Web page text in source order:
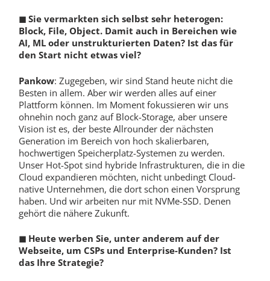
◼ Sie vermarkten sich selbst sehr heterogen:
Block, File, Object. Damit auch in Bereichen wie
AI, ML oder unstrukturierten Daten? Ist das für
den Start nicht etwas viel?
Pankow: Zugegeben, wir sind Stand heute nicht die
Besten in allem. Aber wir werden alles auf einer
Plattform können. Im Moment fokussieren wir uns
ohnehin noch ganz auf Block-Storage, aber unsere
Vision ist es, der beste Allrounder der nächsten
Generation im Bereich von hoch skalierbaren,
hochwertigen Speicherplatz-Systemen zu werden.
Unser Hot-Spot sind hybride Infrastrukturen, die in die
Cloud expandieren möchten, nicht unbedingt Cloud-
native Unternehmen, die dort schon einen Vorsprung
haben. Und wir arbeiten nur mit NVMe-SSD. Denen
gehört die nähere Zukunft.
◼ Heute werben Sie, unter anderem auf der
Webseite, um CSPs und Enterprise-Kunden? Ist
das Ihre Strategie?